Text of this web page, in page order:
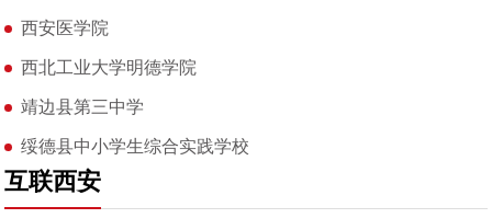
西安医学院
西北工业大学明德学院
靖边县第三中学
绥德县中小学生综合实践学校
互联西安